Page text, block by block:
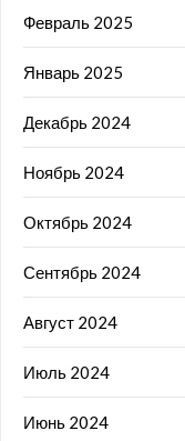
Февраль 2025
Январь 2025
Декабрь 2024
Ноябрь 2024
Октябрь 2024
Сентябрь 2024
Август 2024
Июль 2024
Июнь 2024